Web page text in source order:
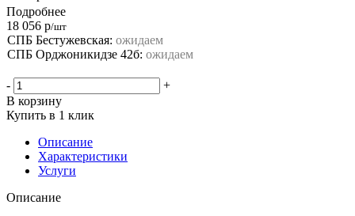
Подробнее
18 056 р/шт
СПБ Бестужевская: ожидаем
СПБ Орджоникидзе 42б: ожидаем
-
+
В корзину
Купить в 1 клик
Описание
Характеристики
Услуги
Описание